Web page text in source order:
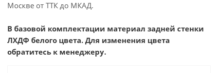
Москве от ТТК до МКАД.
В базовой комплектации материал задней стенки
ЛХДФ белого цвета. Для изменения цвета
обратитесь к менеджеру.